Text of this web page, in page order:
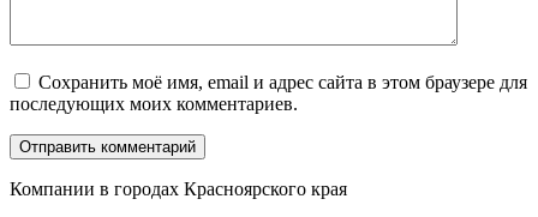
Сохранить моё имя, email и адрес сайта в этом браузере для
последующих моих комментариев.
Компании в городах Красноярского края